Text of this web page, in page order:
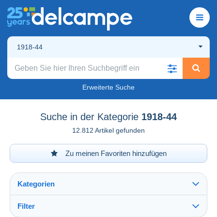
1918-44
Erweiterte Suche
Suche in der Kategorie 1918-44
12.812 Artikel gefunden
Zu meinen Favoriten hinzufügen
Kategorien
Filter